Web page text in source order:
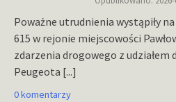
Poważne utrudnienia wystąpiły
615 w rejonie miejscowości
zdarzenia drogowego z udziałem
Peugeota [...]
0 komentarzy